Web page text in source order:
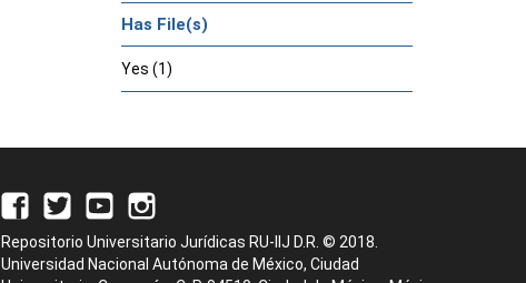
Has File(s)
Yes (1)
Repositorio Universitario Jurídicas RU-IIJ D.R. © 2018.
Universidad Nacional Autónoma de México, Ciudad